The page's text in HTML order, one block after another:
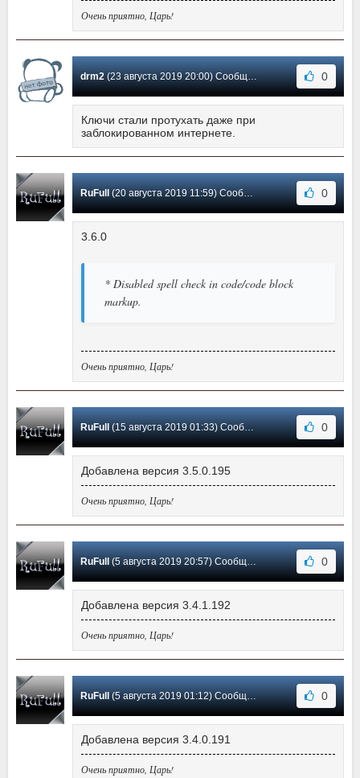
Очень приятно, Царь!
drm2(23 августа 2019 20:00) Сообщение #18 0
Ключи стали протухать даже при
заблокированном интернете.
RuFull (20 августа 2019 11:59) Сообщение #17 0
3.6.0
* Disabled spell check in code/code block
markup.
Очень приятно, Царь!
RuFull (15 августа 2019 01:33) Сообщение #16 0
Добавлена версия 3.5.0.195
Очень приятно, Царь!
RuFull (5 августа 2019 20:57) Сообщение #15 0
Добавлена версия 3.4.1.192
Очень приятно, Царь!
RuFull (5 августа 2019 01:12) Сообщение #14 0
Добавлена версия 3.4.0.191
Очень приятно, Царь!